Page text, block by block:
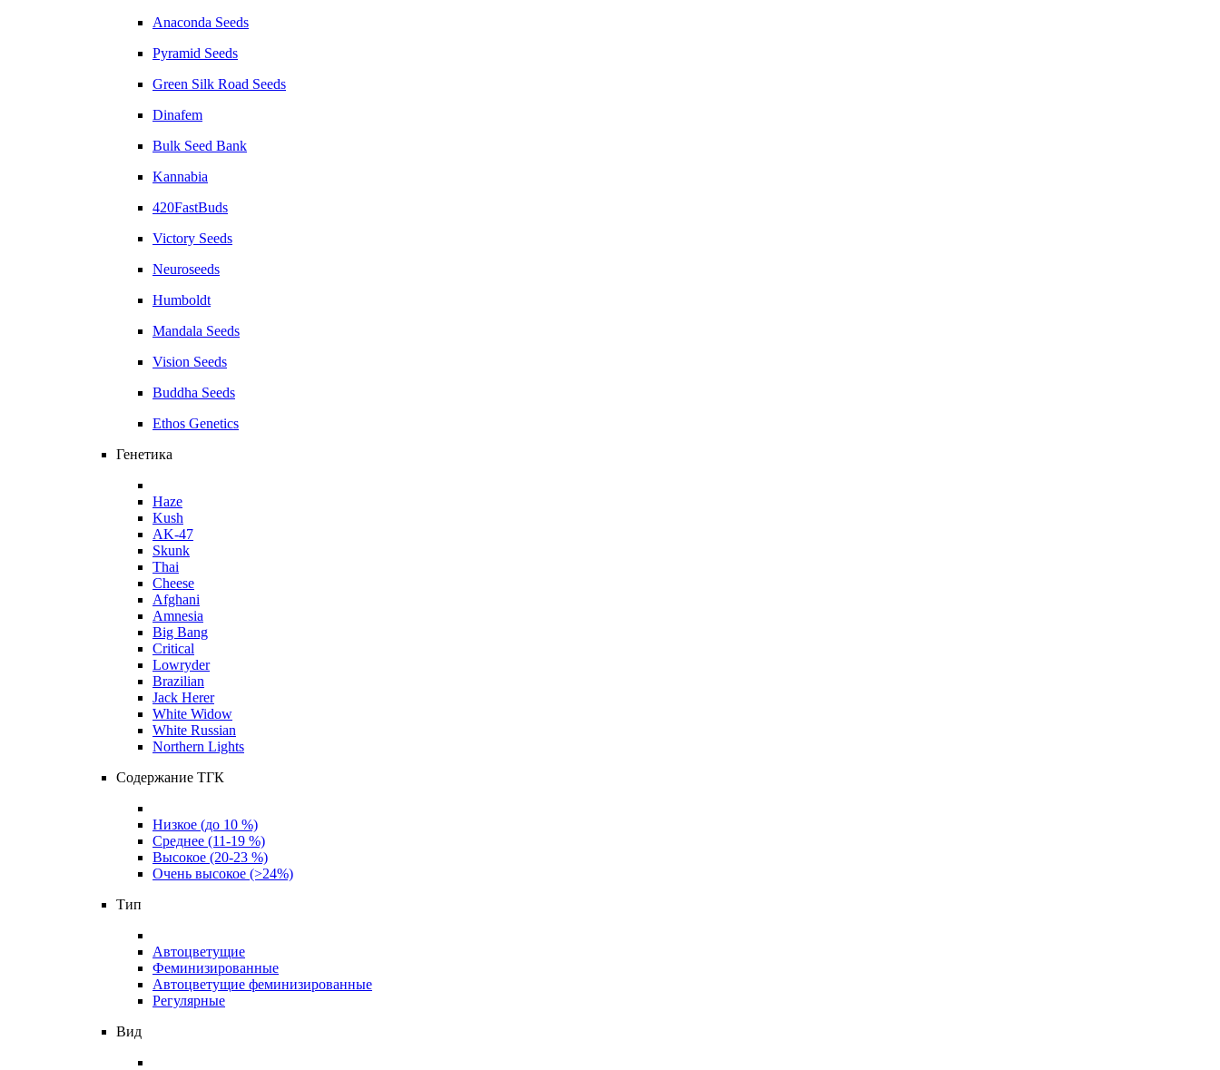
Anaconda Seeds
Pyramid Seeds
Green Silk Road Seeds
Dinafem
Bulk Seed Bank
Kannabia
420FastBuds
Victory Seeds
Neuroseeds
Humboldt
Mandala Seeds
Vision Seeds
Buddha Seeds
Ethos Genetics
Генетика
Haze
Kush
AK-47
Skunk
Thai
Cheese
Afghani
Amnesia
Big Bang
Critical
Lowryder
Brazilian
Jack Herer
White Widow
White Russian
Northern Lights
Содержание ТГК
Низкое (до 10 %)
Среднее (11-19 %)
Высокое (20-23 %)
Очень высокое (>24%)
Тип
Автоцветущие
Феминизированные
Автоцветущие феминизированные
Регулярные
Вид